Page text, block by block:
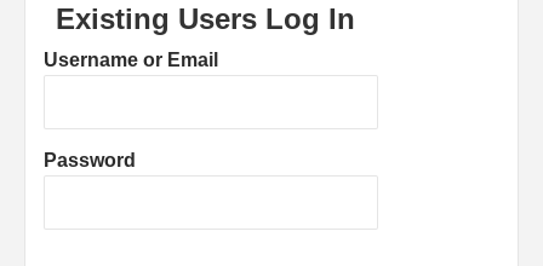
Existing Users Log In
Username or Email
Password